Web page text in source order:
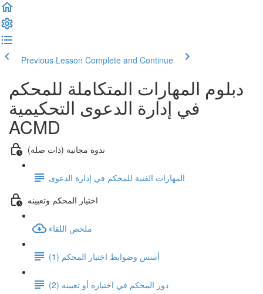
Previous Lesson Complete and Continue
دبلوم المهارات المتكاملة للمحكم
في إدارة الدعوى التحكيمية
ACMD
ندوة مجانية (ذات صلة)
المهارات الفنية للمحكم في إدارة الدعوى
اختيار المحكم وتعيينه
ملخص اللقاء
أسس وضوابط اختيار المحكم (1)
دور المحكم في اختياره أو تعيينه (2)